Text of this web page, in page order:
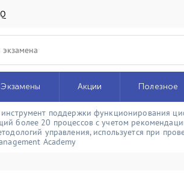
Экзамены Акции Полезное
поддержки функционирования
более 20 процессов с учетом
управления, используется при
Academy